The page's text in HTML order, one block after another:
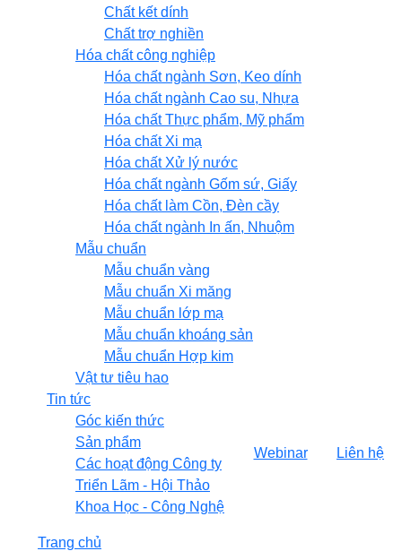
Chất kết dính
Chất trợ nghiền
Hóa chất công nghiệp
Hóa chất ngành Sơn, Keo dính
Hóa chất ngành Cao su, Nhựa
Hóa chất Thực phẩm, Mỹ phẩm
Hóa chất Xi mạ
Hóa chất Xử lý nước
Hóa chất ngành Gốm sứ, Giấy
Hóa chất làm Cồn, Đèn cầy
Hóa chất ngành In ấn, Nhuộm
Mẫu chuẩn
Mẫu chuẩn vàng
Mẫu chuẩn Xi măng
Mẫu chuẩn lớp mạ
Mẫu chuẩn khoáng sản
Mẫu chuẩn Hợp kim
Vật tư tiêu hao
Tin tức
Góc kiến thức
Sản phẩm
Các hoạt động Công ty
Triển Lãm - Hội Thảo
Khoa Học - Công Nghệ
Webinar Liên hệ
Trang chủ